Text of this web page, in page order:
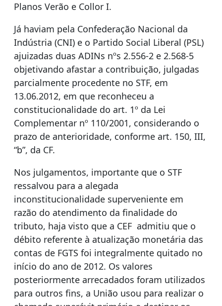
Planos Verão e Collor I.
Já haviam pela Confederação Nacional da
Indústria (CNI) e o Partido Social Liberal (PSL)
ajuizadas duas ADINs nºs 2.556-2 e 2.568-5
objetivando afastar a contribuição, julgadas
parcialmente procedente no STF, em
13.06.2012, em que reconheceu a
constitucionalidade do art. 1º da Lei
Complementar nº 110/2001, considerando o
prazo de anterioridade, conforme art. 150, III,
“b”, da CF.
Nos julgamentos, importante que o STF
ressalvou para a alegada
inconstitucionalidade superveniente em
razão do atendimento da finalidade do
tributo, haja visto que a CEF admitiu que o
débito referente à atualização monetária das
contas de FGTS foi integralmente quitado no
início do ano de 2012. Os valores
posteriormente arrecadados foram utilizados
para outros fins, a União usou para realizar o